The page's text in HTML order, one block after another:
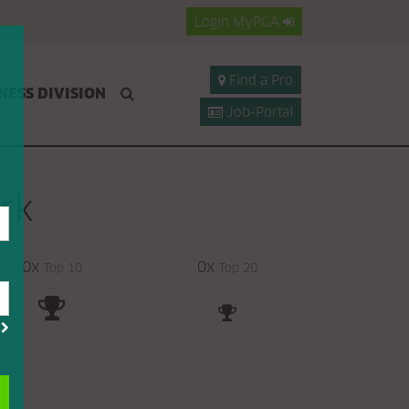
Login MyPGA
DIVISION
Find a Pro
Job-Portal
0x Top 10 0x Top 20